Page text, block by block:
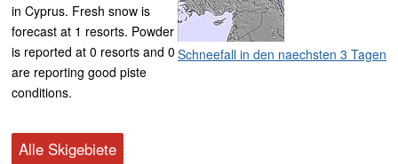
Schneefall in den naechsten 3 Tagen
in Cyprus. Fresh snow is
forecast at 1 resorts. Powder
is reported at 0 resorts and 0
are reporting good piste
conditions.
Alle Skigebiete